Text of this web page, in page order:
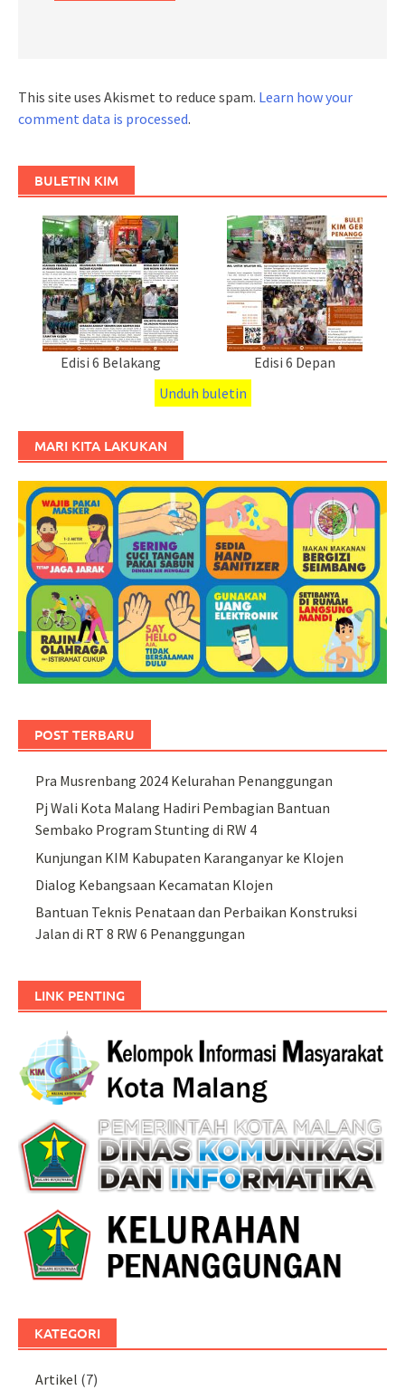
This site uses Akismet to reduce spam. Learn how your
comment data is processed.
BULETIN KIM
Edisi 6 Belakang
Edisi 6 Depan
Unduh buletin
MARI KITA LAKUKAN
POST TERBARU
Pra Musrenbang 2024 Kelurahan Penanggungan
Pj Wali Kota Malang Hadiri Pembagian Bantuan
Sembako Program Stunting di RW 4
Kunjungan KIM Kabupaten Karanganyar ke Klojen
Dialog Kebangsaan Kecamatan Klojen
Bantuan Teknis Penataan dan Perbaikan Konstruksi
Jalan di RT 8 RW 6 Penanggungan
LINK PENTING
KATEGORI
Artikel (7)